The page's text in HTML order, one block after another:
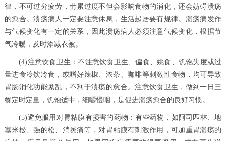
律，不可过分疲劳，劳累过度不但会影响食物的消化，还会妨碍溃疡
的愈合。溃疡病人一定要注意休息，生活起居要有规律。溃疡病发作
与气候变化有一定的关系，因此溃疡病人必须注意气候变化，根据节
气冷暖，及时添减衣被。
(4)注意饮食卫生：不注意饮食卫生、偏食、姚食、饥饱失度或过
量进食冷饮冷食，或嗜好辣椒、浓茶、咖啡等刺激性食物，均可导致
胃肠消化功能紊乱，不利于溃疡的愈合。注意饮食卫生，做到一日三
餐定时定量，饥饱适中，细嚼慢咽，是促进溃疡愈合的良好习惯。
(5)避免服用对胃粘膜有损害的药物：有些药物，如阿司匹林、地
塞米松、强的松、消炎痛等，对胃粘膜有刺激作用，可加重胃溃疡的